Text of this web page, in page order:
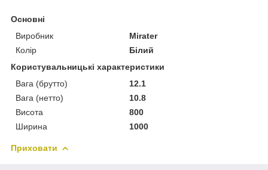
Основні
Виробник
Mirater
Колір
Білий
Користувальницькі характеристики
Вага (брутто)
12.1
Вага (нетто)
10.8
Висота
800
Ширина
1000
Приховати